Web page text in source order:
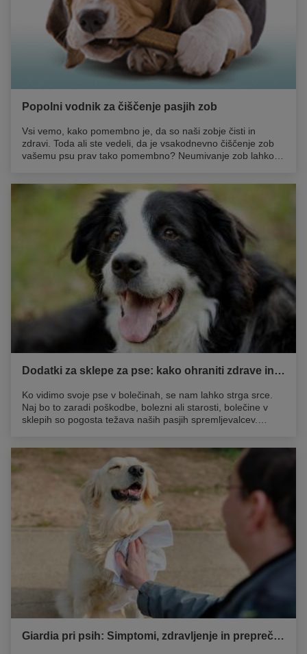
Popolni vodnik za čiščenje pasjih zob
Vsi vemo, kako pomembno je, da so naši zobje čisti in
zdravi. Toda ali ste vedeli, da je vsakodnevno čiščenje zob
vašemu psu prav tako pomembno? Neumivanje zob lahko,
Svetovnega združenja za male živali (WSAVA), bo 80% psov
pri starosti dveh let imelo določeno obliko parodontalne
Dodatki za sklepe za pse: kako ohraniti zdrave in gibljive sklepe svojega psa
Ko vidimo svoje pse v bolečinah, se nam lahko strga srce.
Naj bo to zaradi poškodbe, bolezni ali starosti, bolečine v
sklepih so pogosta težava naših pasjih spremljevalcev.
delujejo, kako izbrati pravega in kaj lahko storite, da bi
olajšali bolečine v sklepih pri vašem psu.
Giardia pri psih: Simptomi, zdravljenje in preprečevanje